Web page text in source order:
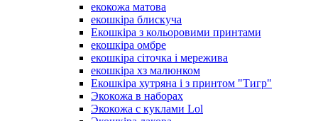
екокожа матова
екошкіра блискуча
Екошкіра з кольоровими принтами
екошкіра омбре
екошкіра сіточка і мережива
екошкіра хз малюнком
Екошкіра хутряна і з принтом "Тигр"
Экокожа в наборах
Экокожа с куклами Lol